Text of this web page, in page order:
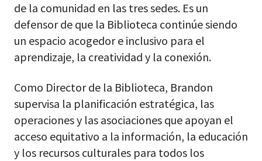
de la comunidad en las tres sedes. Es un
defensor de que la Biblioteca continúe siendo
un espacio acogedor e inclusivo para el
aprendizaje, la creatividad y la conexión.
Como Director de la Biblioteca, Brandon
supervisa la planificación estratégica, las
operaciones y las asociaciones que apoyan el
acceso equitativo a la información, la educación
y los recursos culturales para todos los